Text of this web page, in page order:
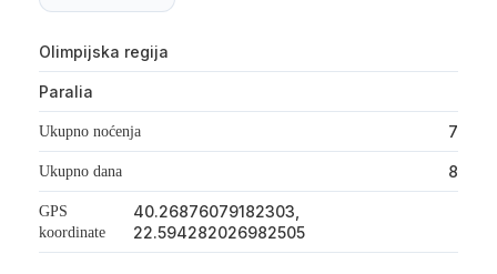
Olimpijska regija
Paralia
Ukupno noćenja 7
Ukupno dana 8
GPS
koordinate
40.26876079182303,
22.594282026982505